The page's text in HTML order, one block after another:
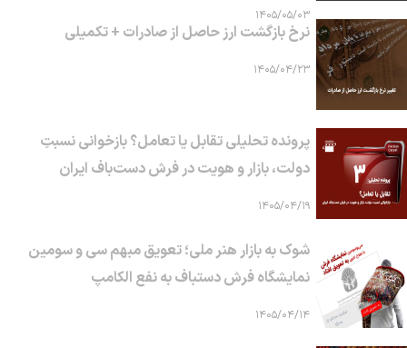
۱۴۰۵/۰۵/۰۳
نرخ بازگشت ارز حاصل از صادرات + تکمیلی
۱۴۰۵/۰۴/۲۳
پرونده تحلیلی تقابل یا تعامل؟ بازخوانی نسبتِ
دولت، بازار و هویت در فرش دست‌باف ایران
۱۴۰۵/۰۴/۱۹
شوک به بازار هنر ملی؛ تعویق مبهم سی و سومین
نمایشگاه فرش دستباف به نفع الکامپ
۱۴۰۵/۰۴/۱۴